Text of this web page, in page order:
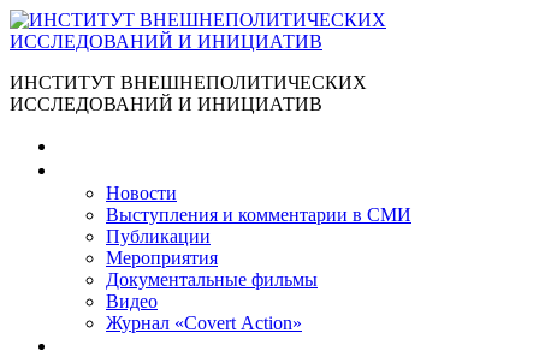
ИНСТИТУТ ВНЕШНЕПОЛИТИЧЕСКИХ
ИССЛЕДОВАНИЙ И ИНИЦИАТИВ
Новости
Выступления и коммента­рии в СМИ
Публикации
Мероприятия
Документальные фильмы
Видео
Журнал «Covert Action»